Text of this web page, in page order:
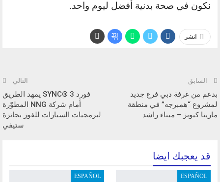
نكون في صحة بدنية أفضل ليوم واحد.
انشر
السابق
بدعم من غرفة دبي فرع جديد
لمشروع “همبرجه” في منطقة
مارينا كيوبز – ميناء راشد
التالي
فورد SYNC® 3 يمهد الطريق
أمام شركة NNG المطوّرة
لبرمجيات السيارات للفوز بجائزة
ستيفي
قد يعجبك ايضا
ESPAÑOL
ESPAÑOL